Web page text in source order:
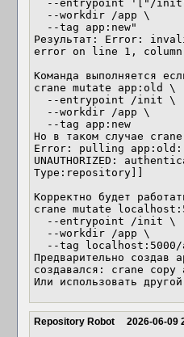
Результат: Error:
error on line 1,
Команда выполняется
crane mutate app:old \
Но в таком случае
Error: pulling app:old:
UNAUTHORIZED:
Type:repository]]
Корректно будет
crane mutate
Предварительно
создавался: crane
Или использовать
Repository Robot 2026-06-09